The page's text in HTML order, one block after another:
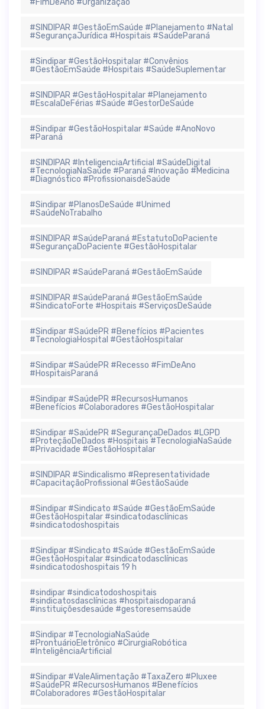
#FimDeAno #Organização
#SINDIPAR #GestãoEmSaúde #Planejamento #Natal
#SegurançaJurídica #Hospitais #SaúdeParaná
#Sindipar #GestãoHospitalar #Convênios
#GestãoEmSaúde #Hospitais #SaúdeSuplementar
#SINDIPAR #GestãoHospitalar #Planejamento
#EscalaDeFérias #Saúde #GestorDeSaúde
#Sindipar #GestãoHospitalar #Saúde #AnoNovo
#Paraná
#SINDIPAR #InteligenciaArtificial #SaúdeDigital
#TecnologiaNaSaúde #Paraná #Inovação #Medicina
#Diagnóstico #ProfissionaisdeSaúde
#Sindipar #PlanosDeSaúde #Unimed
#SaúdeNoTrabalho
#SINDIPAR #SaúdeParaná #EstatutoDoPaciente
#SegurançaDoPaciente #GestãoHospitalar
#SINDIPAR #SaúdeParaná #GestãoEmSaúde
#SINDIPAR #SaúdeParaná #GestãoEmSaúde
#SindicatoForte #Hospitais #ServiçosDeSaúde
#Sindipar #SaúdePR #Benefícios #Pacientes
#TecnologiaHospital #GestãoHospitalar
#Sindipar #SaúdePR #Recesso #FimDeAno
#HospitaisParaná
#Sindipar #SaúdePR #RecursosHumanos
#Benefícios #Colaboradores #GestãoHospitalar
#Sindipar #SaúdePR #SegurançaDeDados #LGPD
#ProteçãoDeDados #Hospitais #TecnologiaNaSaúde
#Privacidade #GestãoHospitalar
#SINDIPAR #Sindicalismo #Representatividade
#CapacitaçãoProfissional #GestãoSaúde
#Sindipar #Sindicato #Saúde #GestãoEmSaúde
#GestãoHospitalar #sindicatodasclínicas
#sindicatodoshospitais
#Sindipar #Sindicato #Saúde #GestãoEmSaúde
#GestãoHospitalar #sindicatodasclínicas
#sindicatodoshospitais 19 h
#sindipar #sindicatodoshospitais
#sindicatosdasclínicas #hospitaisdoparaná
#instituiçõesdesaúde #gestoresemsaúde
#Sindipar #TecnologiaNaSaúde
#ProntuárioEletrônico #CirurgiaRobótica
#InteligênciaArtificial
#Sindipar #ValeAlimentação #TaxaZero #Pluxee
#SaúdePR #RecursosHumanos #Benefícios
#Colaboradores #GestãoHospitalar